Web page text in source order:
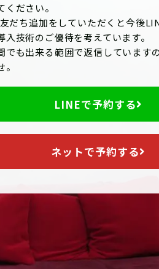
ださい。
だち追加をしていただくと今後
入技術のご優待を考えています。
でも出来る範囲で返信しています
LINEで予約する
ネットで予約する